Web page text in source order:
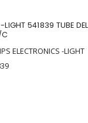
-LIGHT 541839 TUBE
C
ELECTRONICS -LIGHT